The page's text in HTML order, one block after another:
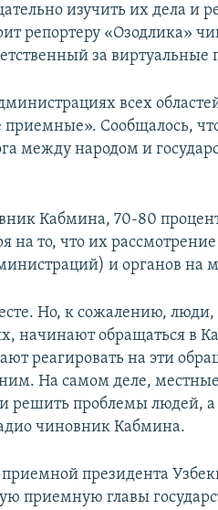
изучить их дела и
репортеру «Озодлика»
за
всех
Сообщалось,
между народом и
Кабмина, 70-80
то, что их рассмотрение
и органов на
Но, к сожалению, люди,
начинают обращаться в
реагировать на эти
На самом деле, местные
решить проблемы людей, а
чиновник Кабмина.
президента
приемную главы